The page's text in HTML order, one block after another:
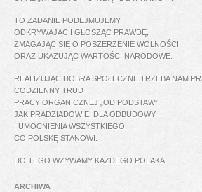
TO ZADANIE PODEJMUJEMY
ODKRYWAJĄC I GŁOSZĄC PRAWDĘ,
ZMAGAJĄC SIĘ O POSZERZENIE WOLNOŚCI
ORAZ UKAZUJĄC WARTOŚCI NARODOWE.
REALIZUJĄC DOBRA SPOŁECZNE TRZEBA NAM
CODZIENNY TRUD
PRACY ORGANICZNEJ „OD PODSTAW”,
JAK PRADZIADOWIE, DLA ODBUDOWY
I UMOCNIENIA WSZYSTKIEGO,
CO POLSKĘ STANOWI.
DO TEGO WZYWAMY KAŻDEGO POLAKA.
ARCHIWA